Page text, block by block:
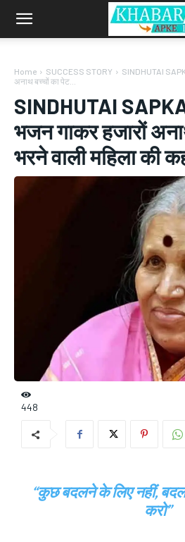
Home SUCCESS STORY
SINDHUTAI
अनाथ बच्चों का पेट...
SINDHUTAI
भजन गाकर हजारों
भरने वाली महिला की
448
“कुछ बदलने के लिए नहीं,
करो”